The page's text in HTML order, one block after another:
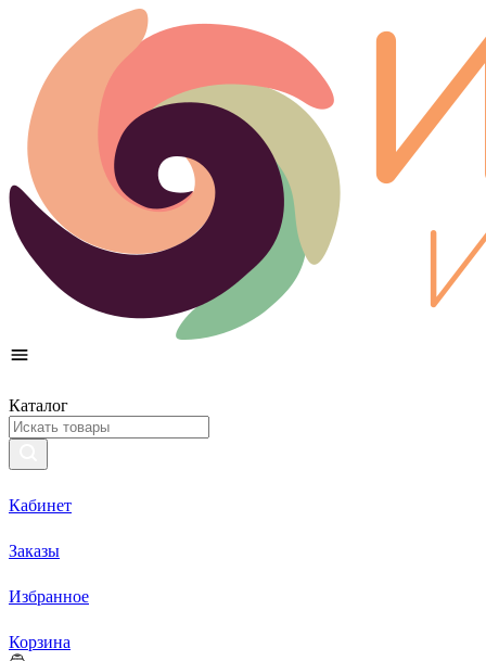
Каталог
Кабинет
Заказы
Избранное
Корзина